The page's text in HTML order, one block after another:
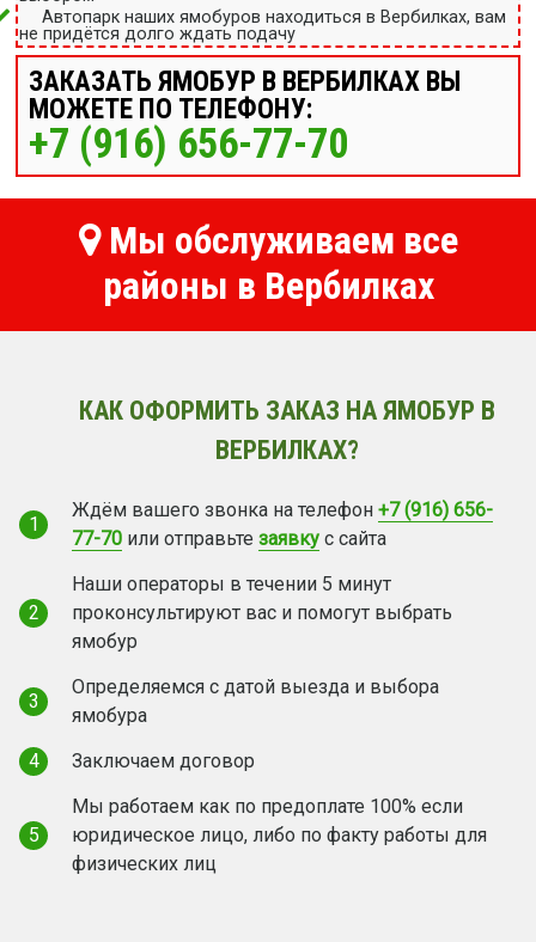
Автопарк наших ямобуров находиться в Вербилках, вам
не придётся долго ждать подачу
ЗАКАЗАТЬ ЯМОБУР В ВЕРБИЛКАХ ВЫ
МОЖЕТЕ ПО ТЕЛЕФОНУ:
+7 (916) 656-77-70
Мы обслуживаем все
районы в Вербилках
КАК ОФОРМИТЬ ЗАКАЗ НА ЯМОБУР В
ВЕРБИЛКАХ?
1
Ждём вашего звонка на телефон +7 (916) 656-
77-70 или отправьте заявку с сайта
2
Наши операторы в течении 5 минут
проконсультируют вас и помогут выбрать
ямобур
3
Определяемся с датой выезда и выбора
ямобура
4
Заключаем договор
5
Мы работаем как по предоплате 100% если
юридическое лицо, либо по факту работы для
физических лиц